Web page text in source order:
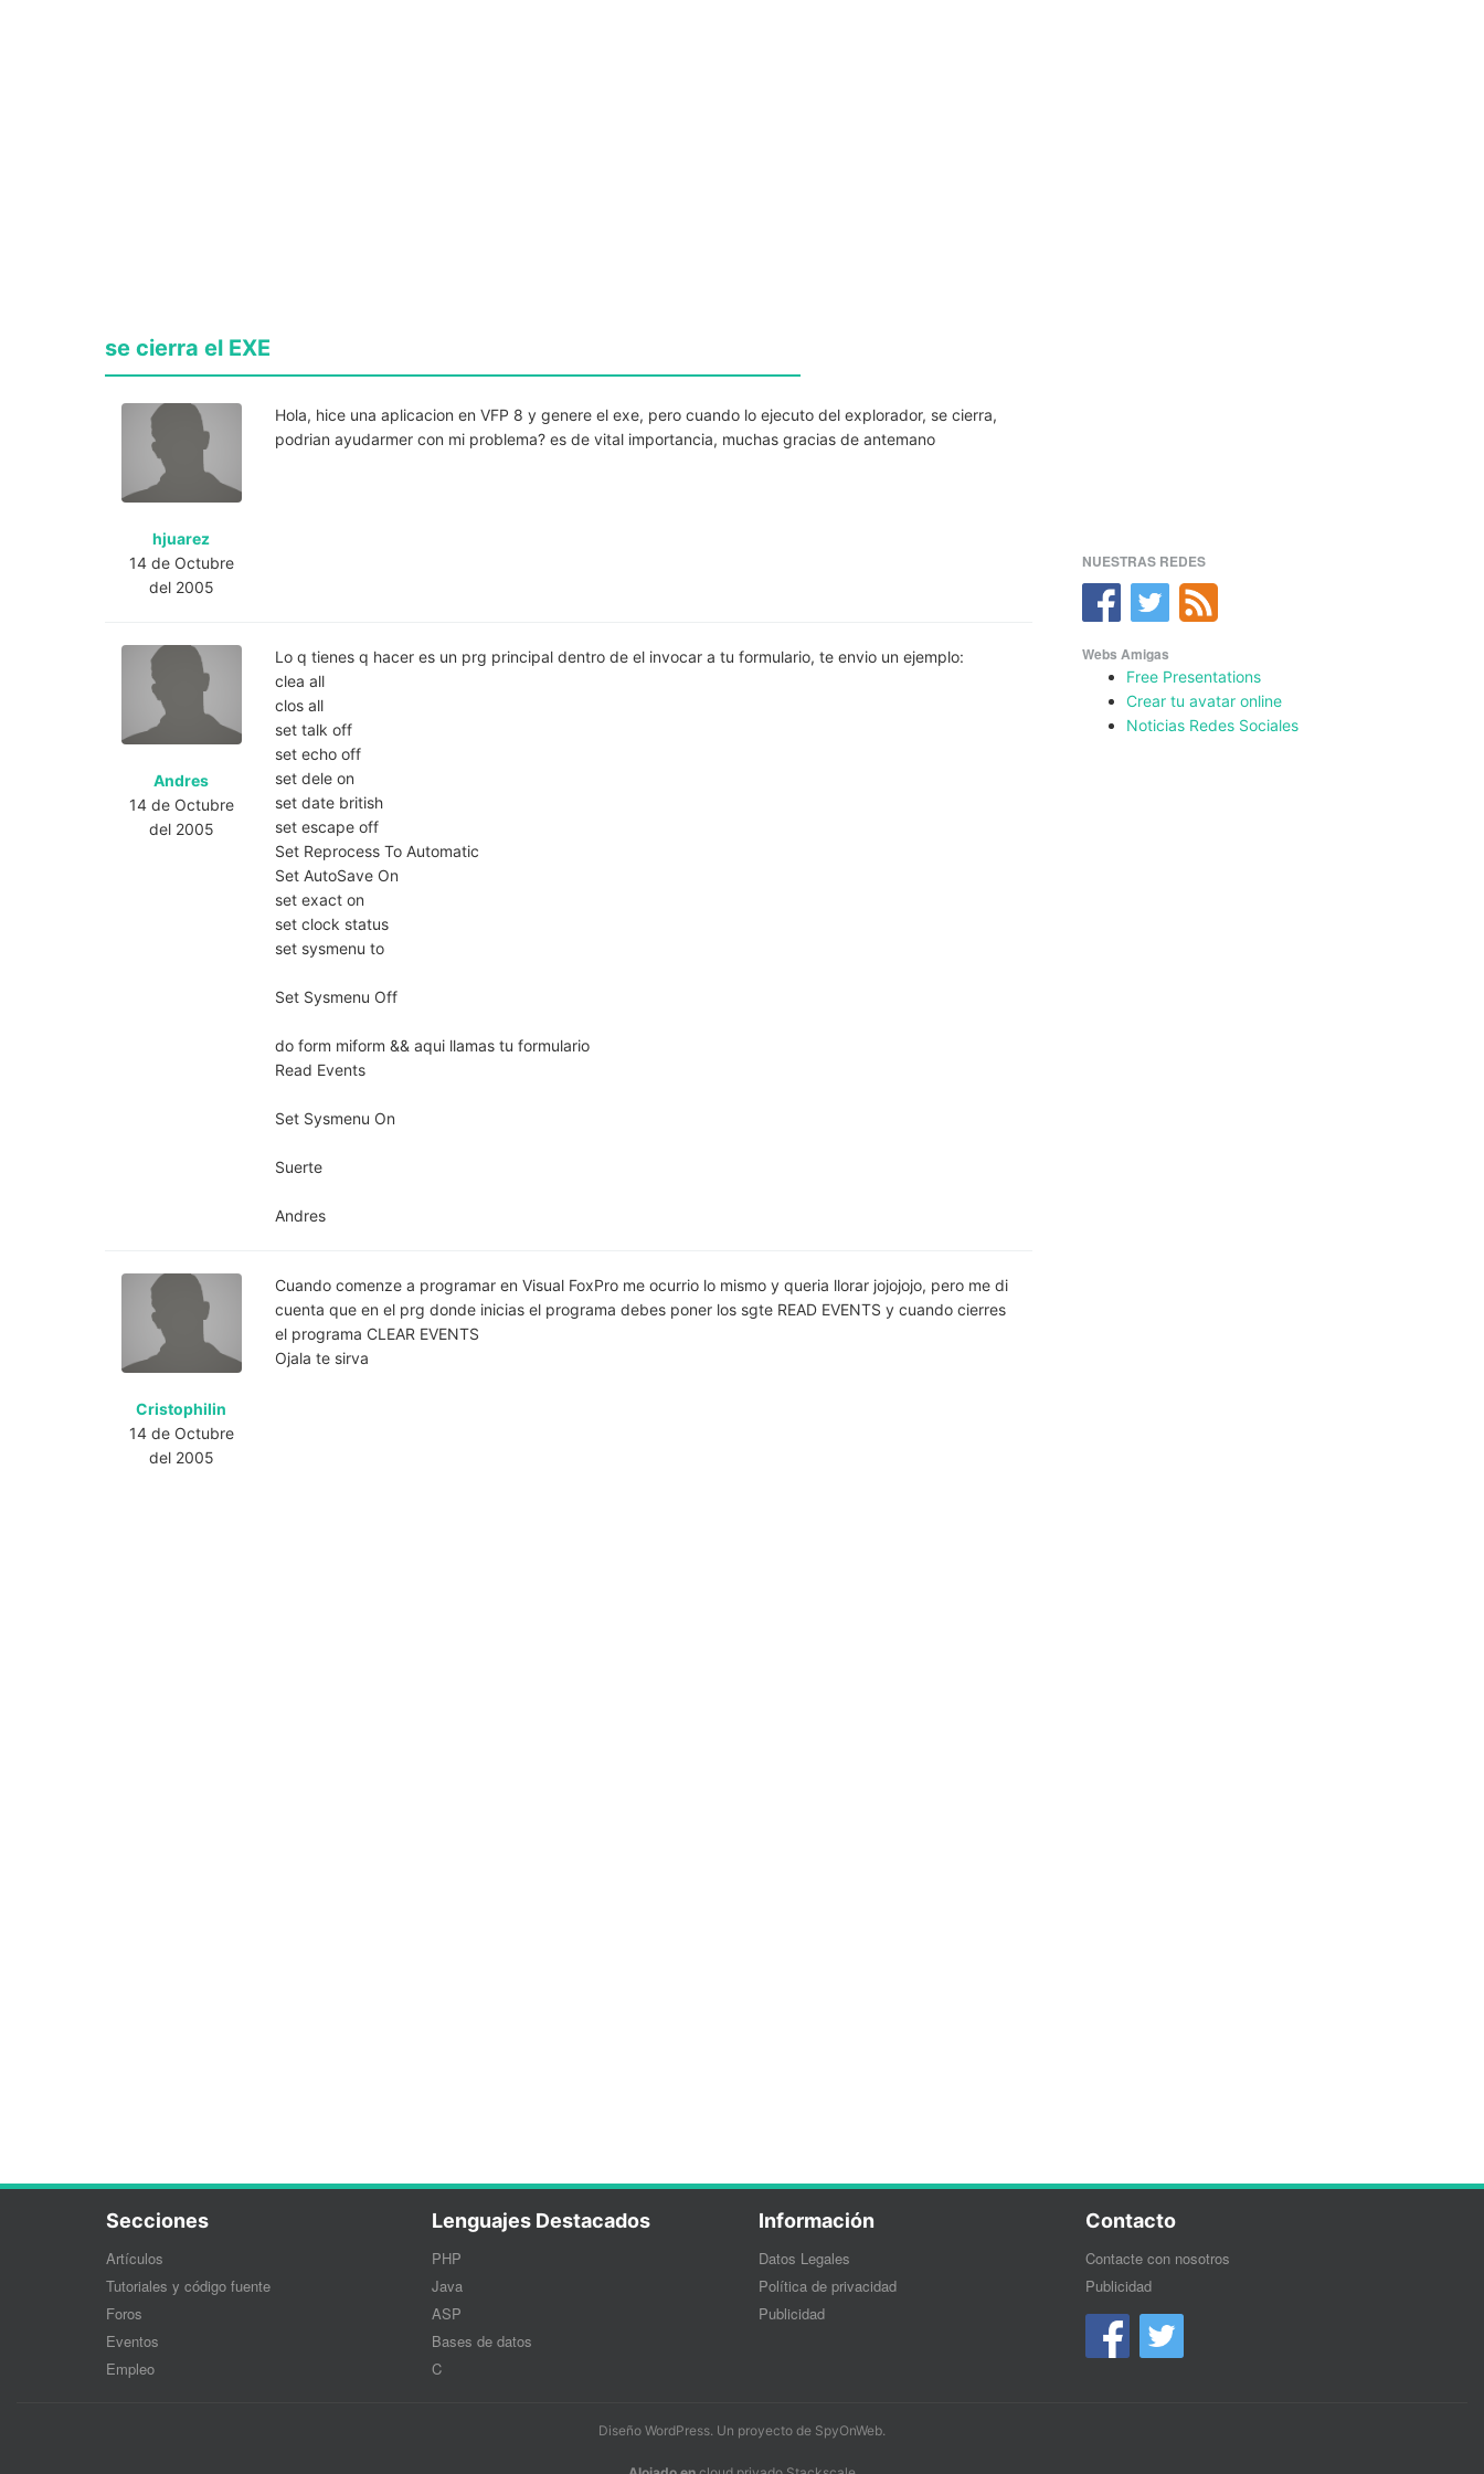
se cierra el EXE
hjuarez
14 de Octubre
del 2005
Hola, hice una aplicacion en VFP 8 y genere el exe, pero cuando lo ejecuto del explorador, se cierra,
podrian ayudarmer con mi problema? es de vital importancia, muchas gracias de antemano
Andres
14 de Octubre
del 2005
Lo q tienes q hacer es un prg principal dentro de el invocar a tu formulario, te envio un ejemplo:
clea all
clos all
set talk off
set echo off
set dele on
set date british
set escape off
Set Reprocess To Automatic
Set AutoSave On
set exact on
set clock status
set sysmenu to
Set Sysmenu Off
do form miform && aqui llamas tu formulario
Read Events
Set Sysmenu On
Suerte
Andres
Cristophilin
14 de Octubre
del 2005
Cuando comenze a programar en Visual FoxPro me ocurrio lo mismo y queria llorar jojojojo, pero me di
cuenta que en el prg donde inicias el programa debes poner los sgte READ EVENTS y cuando cierres
el programa CLEAR EVENTS
Ojala te sirva
NUESTRAS REDES
Webs Amigas
Free Presentations
Crear tu avatar online
Noticias Redes Sociales
Secciones
Artículos
Tutoriales y código fuente
Foros
Eventos
Empleo
Lenguajes Destacados
PHP
Java
ASP
Bases de datos
C
Información
Datos Legales
Política de privacidad
Publicidad
Contacto
Contacte con nosotros
Publicidad
Diseño WordPress. Un proyecto de SpyOnWeb.